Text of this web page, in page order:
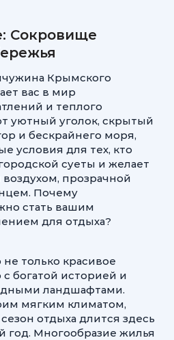
Сокровище
Крымского
вас в мир
и теплого
уютный уголок, скрытый
и бескрайнего моря,
условия для тех, кто
суеты и желает
прозрачной
Почему
стать вашим
для отдыха?
только красивое
богатой историей и
ландшафтами.
мягким климатом,
отдыха длится здесь
год. Многообразие жилья